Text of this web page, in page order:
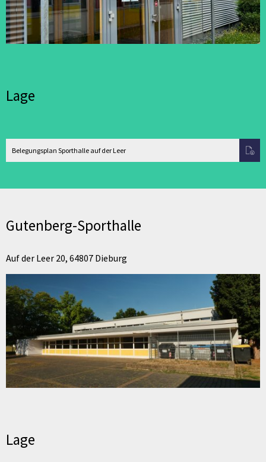
Lage
Belegungsplan Sporthalle auf der Leer
Gutenberg-Sporthalle
Auf der Leer 20, 64807 Dieburg
Lage